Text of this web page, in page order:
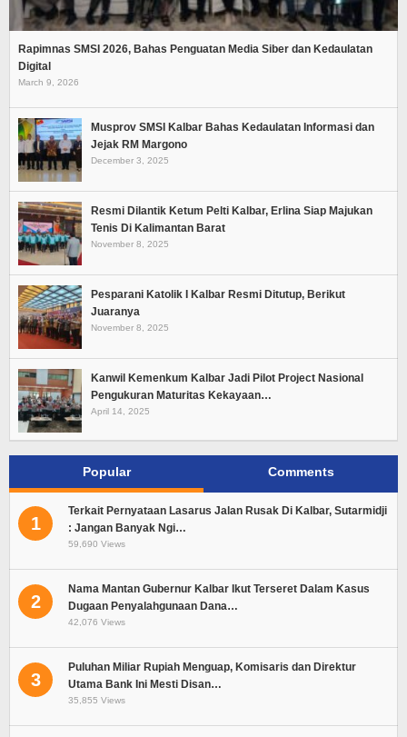
Rapimnas SMSI 2026, Bahas Penguatan Media Siber dan Kedaulatan
Digital
March 9, 2026
Musprov SMSI Kalbar Bahas Kedaulatan Informasi dan
Jejak RM Margono
December 3, 2025
Resmi Dilantik Ketum Pelti Kalbar, Erlina Siap Majukan
Tenis Di Kalimantan Barat
November 8, 2025
Pesparani Katolik I Kalbar Resmi Ditutup, Berikut
Juaranya
November 8, 2025
Kanwil Kemenkum Kalbar Jadi Pilot Project Nasional
Pengukuran Maturitas Kekayaan…
April 14, 2025
Popular Comments
1
Terkait Pernyataan Lasarus Jalan Rusak Di Kalbar, Sutarmidji
: Jangan Banyak Ngi…
59,690 Views
2
Nama Mantan Gubernur Kalbar Ikut Terseret Dalam Kasus
Dugaan Penyalahgunaan Dana…
42,076 Views
3
Puluhan Miliar Rupiah Menguap, Komisaris dan Direktur
Utama Bank Ini Mesti Disan…
35,855 Views